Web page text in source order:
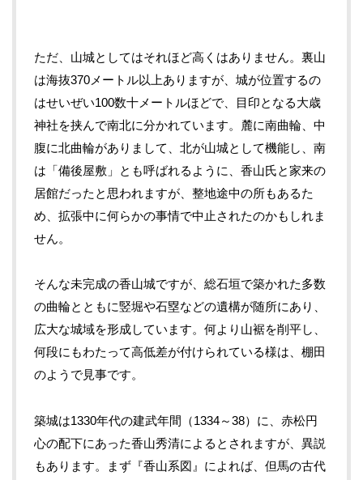
ただ、山城としてはそれほど高くはありません。裏山
は海抜370メートル以上ありますが、城が位置するの
はせいぜい100数十メートルほどで、目印となる大歳
神社を挟んで南北に分かれています。麓に南曲輪、中
腹に北曲輪がありまして、北が山城として機能し、南
は「備後屋敷」とも呼ばれるように、香山氏と家来の
居館だったと思われますが、整地途中の所もあるた
め、拡張中に何らかの事情で中止されたのかもしれま
せん。
そんな未完成の香山城ですが、総石垣で築かれた多数
の曲輪とともに竪堀や石塁などの遺構が随所にあり、
広大な城域を形成しています。何より山裾を削平し、
何段にもわたって高低差が付けられている様は、棚田
のようで見事です。
築城は1330年代の建武年間（1334～38）に、赤松円
心の配下にあった香山秀清によるとされますが、異説
もあります。まず『香山系図』によれば、但馬の古代